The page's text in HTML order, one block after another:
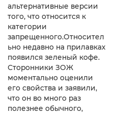
альтернативные версии
того, что относится к
категории
запрещенного.Относител
ьно недавно на прилавках
появился зеленый кофе.
Сторонники ЗОЖ
моментально оценили
его свойства и заявили,
что он во много раз
полезнее обычного,